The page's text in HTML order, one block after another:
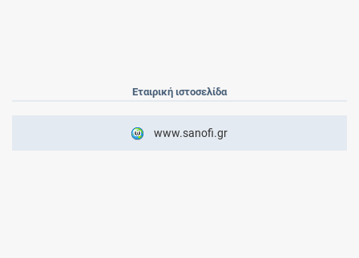
Εταιρική ιστοσελίδα
www.sanofi.gr